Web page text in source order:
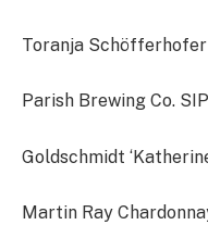
Toranja
Parish Brewing Co.
Goldschmidt
Martin Ray